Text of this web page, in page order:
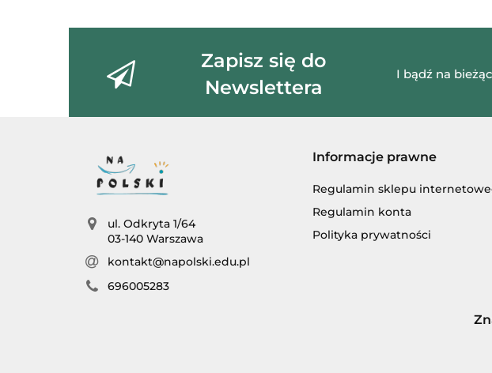
Zapisz się do
Newslettera
I bądź na
ul. Odkryta 1/64
03-140 Warszawa
kontakt@napolski.edu.pl
696005283
Informacje prawne
Regulamin sklepu
Regulamin konta
Polityka prywatności